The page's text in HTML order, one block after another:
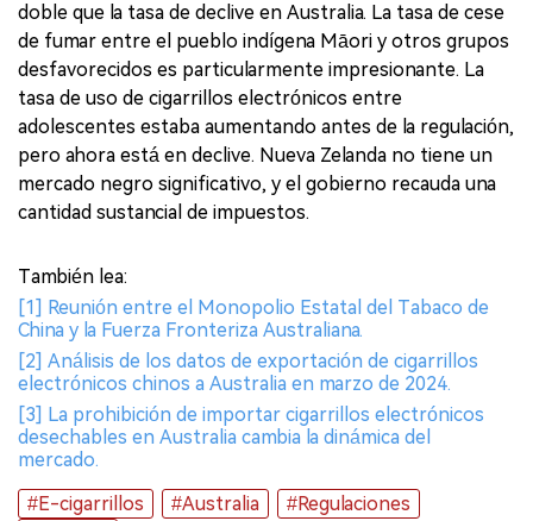
doble que la tasa de declive en Australia. La tasa de cese
de fumar entre el pueblo indígena Māori y otros grupos
desfavorecidos es particularmente impresionante. La
tasa de uso de cigarrillos electrónicos entre
adolescentes estaba aumentando antes de la regulación,
pero ahora está en declive. Nueva Zelanda no tiene un
mercado negro significativo, y el gobierno recauda una
cantidad sustancial de impuestos.
También lea:
[1] Reunión entre el Monopolio Estatal del Tabaco de
China y la Fuerza Fronteriza Australiana.
[2] Análisis de los datos de exportación de cigarrillos
electrónicos chinos a Australia en marzo de 2024.
[3] La prohibición de importar cigarrillos electrónicos
desechables en Australia cambia la dinámica del
mercado.
#E-cigarrillos
#Australia
#Regulaciones